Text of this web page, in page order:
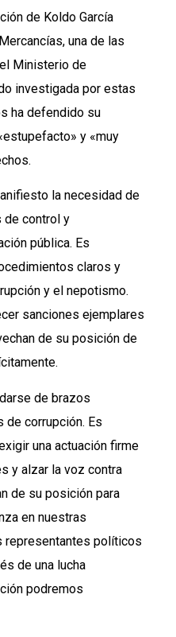
de Koldo García
una de las
Ministerio de
investigada por estas
ha defendido su
y «muy
la necesidad de
de control y
pública. Es
claros y
y el nepotismo.
sanciones ejemplares
de su posición de
de brazos
corrupción. Es
una actuación firme
y alzar la voz contra
de su posición para
en nuestras
representantes políticos
de una lucha
podremos